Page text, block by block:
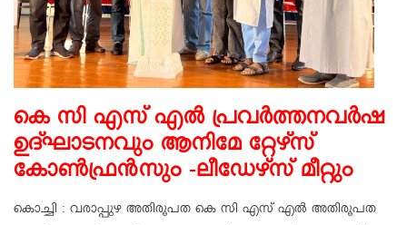
കെ സി എസ് എൽ പ്രവർത്തനവർഷ
ഉദ്ഘാടനവും ആനിമേ റ്റേഴ്സ്
കോൺഫ്രൻസും -ലീഡേഴ്‌സ് മീറ്റും
കൊച്ചി : വരാപ്പുഴ അതിരൂപത കെ സി എസ് എൽ അതിരൂപത